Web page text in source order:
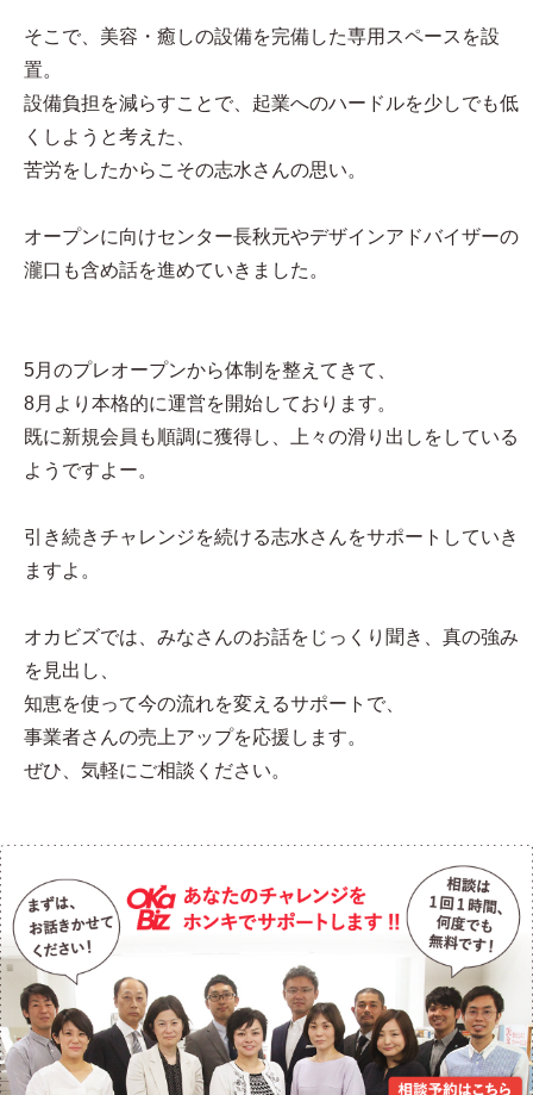
そこで、美容・癒しの設備を完備した専用スペースを設
置。
設備負担を減らすことで、起業へのハードルを少しでも低
くしようと考えた、
苦労をしたからこその志水さんの思い。
オープンに向けセンター長秋元やデザインアドバイザーの
瀧口も含め話を進めていきました。
5月のプレオープンから体制を整えてきて、
8月より本格的に運営を開始しております。
既に新規会員も順調に獲得し、上々の滑り出しをしている
ようですよー。
引き続きチャレンジを続ける志水さんをサポートしていき
ますよ。
オカビズでは、みなさんのお話をじっくり聞き、真の強み
を見出し、
知恵を使って今の流れを変えるサポートで、
事業者さんの売上アップを応援します。
ぜひ、気軽にご相談ください。